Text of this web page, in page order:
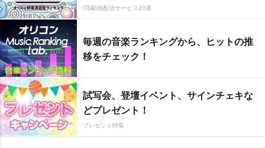
CS動画配信サービス20選
毎週の音楽ランキングから、ヒットの推
移をチェック！
試写会、登壇イベント、サインチェキな
どプレゼント！
プレゼント特集